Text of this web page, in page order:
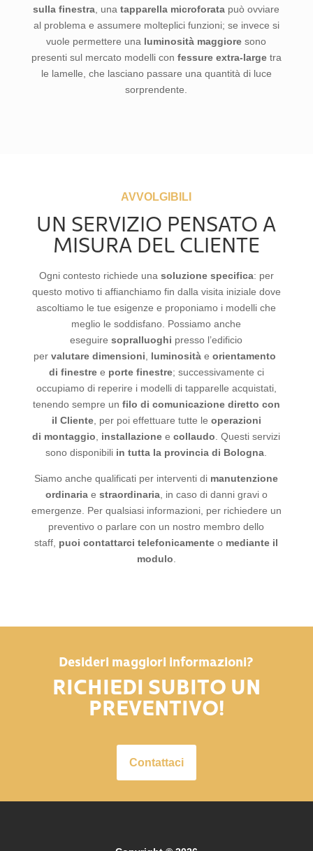
sulla finestra , una tapparella microforata può ovviare
al problema e assumere molteplici funzioni; se invece si
vuole permettere una luminosità maggiore sono
presenti sul mercato modelli con fessure extra-large tra
le lamelle, che lasciano passare una quantità di luce
sorprendente.
AVVOLGIBILI
UN SERVIZIO PENSATO A
MISURA DEL CLIENTE
Ogni contesto richiede una soluzione specifica: per
questo motivo ti affianchiamo fin dalla visita iniziale dove
ascoltiamo le tue esigenze e proponiamo i modelli che
meglio le soddisfano. Possiamo anche
eseguire sopralluoghi presso l’edificio
per valutare dimensioni luminosità e orientamento
di finestre e porte finestre; successivamente ci
occupiamo di reperire i modelli di tapparelle acquistati,
tenendo sempre un filo di comunicazione diretto con
il Cliente, per poi effettuare tutte le operazioni
di montaggio installazione e collaudo . Questi servizi
sono disponibili in tutta la provincia di Bologna
Siamo anche qualificati per interventi di manutenzione
ordinaria e straordinaria, in caso di danni gravi o
emergenze. Per qualsiasi informazioni, per richiedere un
preventivo o parlare con un nostro membro dello
staff, puoi contattarci telefonicamente o mediante il
modulo
Desideri maggiori informazioni?
RICHIEDI SUBITO UN
PREVENTIVO!
Contattaci